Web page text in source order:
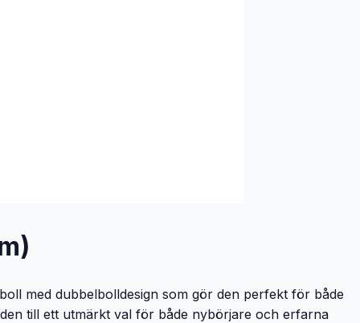
med dubbelbolldesign som gör den perfekt för både
till ett utmärkt val för både nybörjare och erfarna